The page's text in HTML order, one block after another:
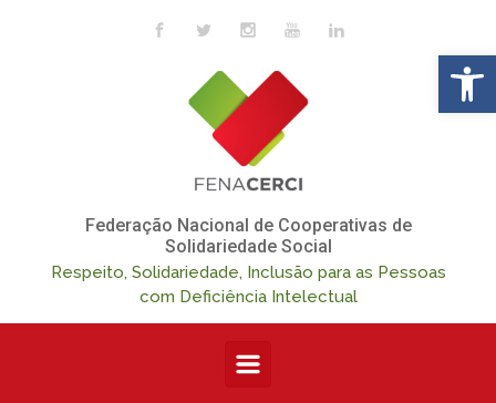
Skip to main content
Federação Nacional de Cooperativas de
Solidariedade Social
Respeito, Solidariedade, Inclusão para as Pessoas
com Deficiência Intelectual